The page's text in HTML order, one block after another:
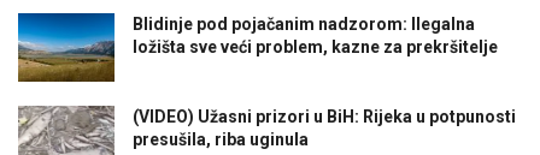
Blidinje pod pojačanim nadzorom: Ilegalna
ložišta sve veći problem, kazne za prekršitelje
(VIDEO) Užasni prizori u BiH: Rijeka u potpunosti
presušila, riba uginula